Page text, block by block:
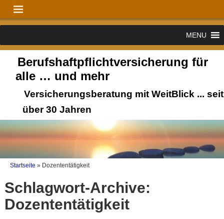
MENU
Berufshaftpflichtversicherung für
alle … und mehr
Versicherungsberatung mit WeitBlick ... seit
über 30 Jahren
Startseite » Dozententätigkeit
Schlagwort-Archive:
Dozententätigkeit